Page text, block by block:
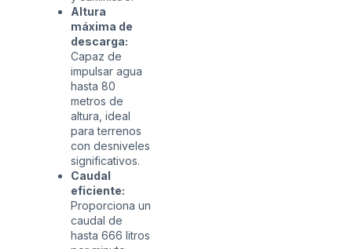
Altura
máxima de
descarga:
Capaz de
impulsar agua
hasta 80
metros de
altura, ideal
para terrenos
con desniveles
significativos.
Caudal
eficiente:
Proporciona un
caudal de
hasta 666 litros